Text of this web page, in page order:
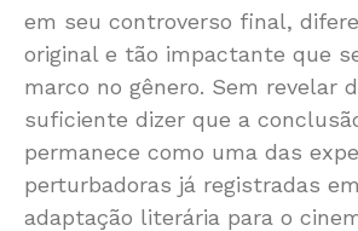
em seu controverso final,
original e tão impactante que
marco no gênero. Sem revelar
suficiente dizer que a
permanece como uma das
perturbadoras já registradas
adaptação literária para o